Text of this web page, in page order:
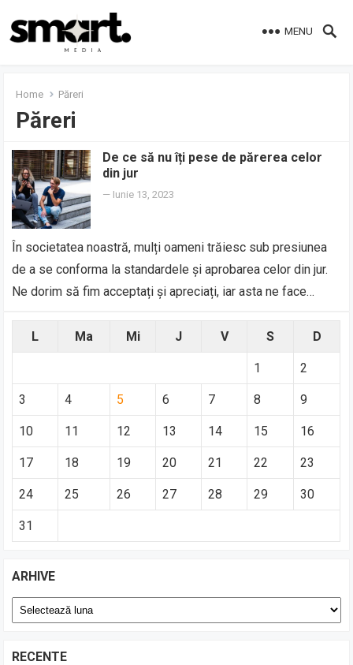
MENU
Home Păreri
Păreri
De ce să nu îți pese de părerea celor
din jur
— Iunie 13, 2023
În societatea noastră, mulți oameni trăiesc sub presiunea
de a se conforma la standardele și aprobarea celor din jur.
Ne dorim să fim acceptați și apreciați, iar asta ne face…
L Ma Mi J V S D
1 2
3 4 5 6 7 8 9
10 11 12 13 14 15 16
17 18 19 20 21 22 23
24 25 26 27 28 29 30
31
ARHIVE
Arhive
RECENTE